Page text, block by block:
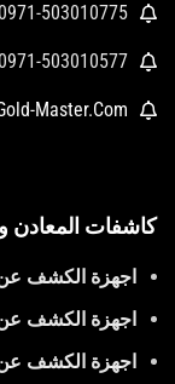
503010775
503010577
Master.Com
كاشفات المعادن
اجهزة الكشف عن
اجهزة الكشف عن
اجهزة الكشف عن